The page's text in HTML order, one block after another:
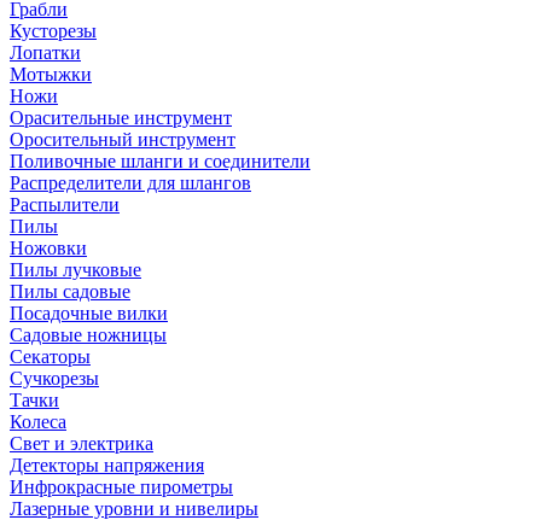
Грабли
Кусторезы
Лопатки
Мотыжки
Ножи
Орасительные инструмент
Оросительный инструмент
Поливочные шланги и соединители
Распределители для шлангов
Распылители
Пилы
Ножовки
Пилы лучковые
Пилы садовые
Посадочные вилки
Садовые ножницы
Секаторы
Сучкорезы
Тачки
Колеса
Свет и электрика
Детекторы напряжения
Инфрокрасные пирометры
Лазерные уровни и нивелиры